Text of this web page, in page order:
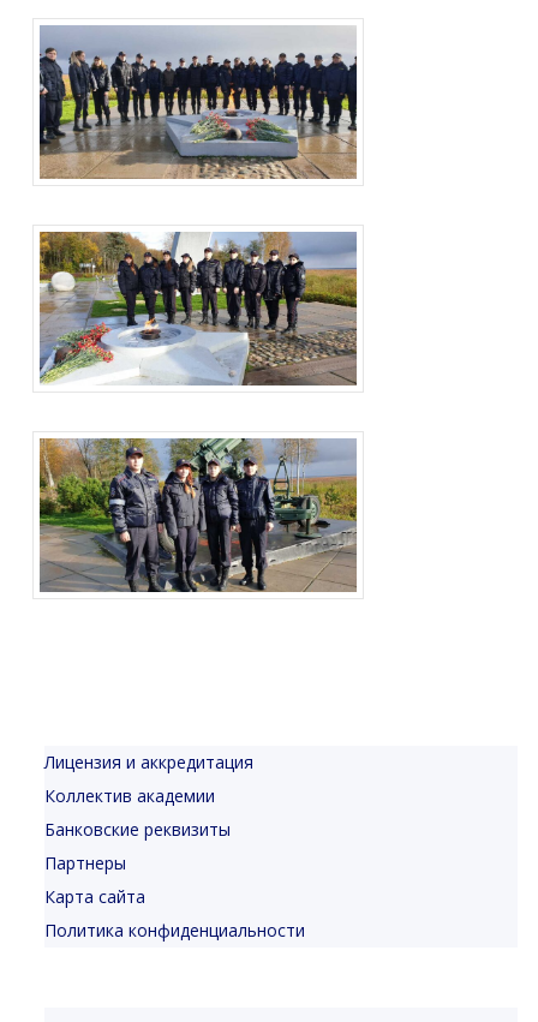
Лицензия и аккредитация
Коллектив академии
Банковские реквизиты
Партнеры
Карта сайта
Политика конфиденциальности